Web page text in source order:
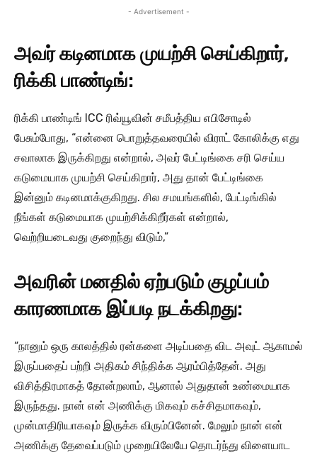
- Advertisement -
அவர் கடினமாக முயற்சி செய்கிறார்,
ரிக்கி பாண்டிங்:
ரிக்கி பாண்டிங் ICC ரிவ்யூவின் சமீபத்திய எபிசோடில்
பேசும்போது, “என்னை பொறுத்தவரையில் விராட் கோலிக்கு எது
சவாலாக இருக்கிறது என்றால், அவர் பேட்டிங்கை சரி செய்ய
கடுமையாக முயற்சி செய்கிறார், அது தான் பேட்டிங்கை
இன்னும் கடினமாக்குகிறது. சில சமயங்களில், பேட்டிங்கில்
நீங்கள் கடுமையாக முயற்சிக்கிறீர்கள் என்றால்,
வெற்றியடைவது குறைந்து விடும்,”
அவரின் மனதில் ஏற்படும் குழப்பம்
காரணமாக இப்படி நடக்கிறது:
“நானும் ஒரு காலத்தில் ரன்களை அடிப்பதை விட அவுட் ஆகாமல்
இருப்பதைப் பற்றி அதிகம் சிந்திக்க ஆரம்பித்தேன். அது
விசித்திரமாகத் தோன்றலாம், ஆனால் அதுதான் உண்மையாக
இருந்தது. நான் என் அணிக்கு மிகவும் கச்சிதமாகவும்,
முன்மாதிரியாகவும் இருக்க விரும்பினேன். மேலும் நான் என்
அணிக்கு தேவைப்படும் முறையிலேயே தொடர்ந்து விளையாட